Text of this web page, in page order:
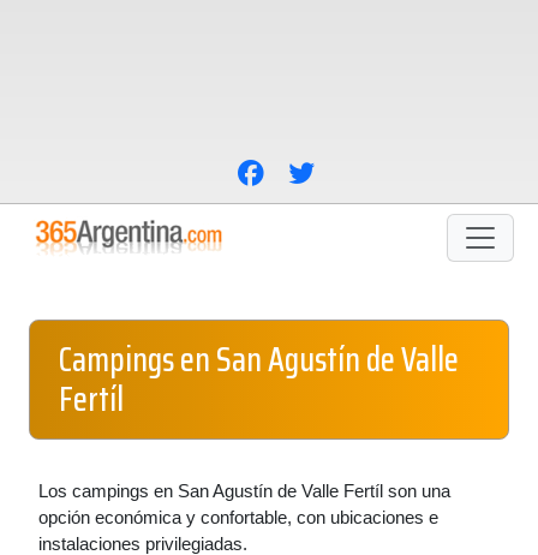
Campings en San Agustín de Valle
Fertíl
Los campings en San Agustín de Valle Fertíl son una
opción económica y confortable, con ubicaciones e
instalaciones privilegiadas.